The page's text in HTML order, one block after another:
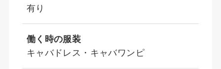
有り
働く時の服装
キャバドレス・キャバワンピ